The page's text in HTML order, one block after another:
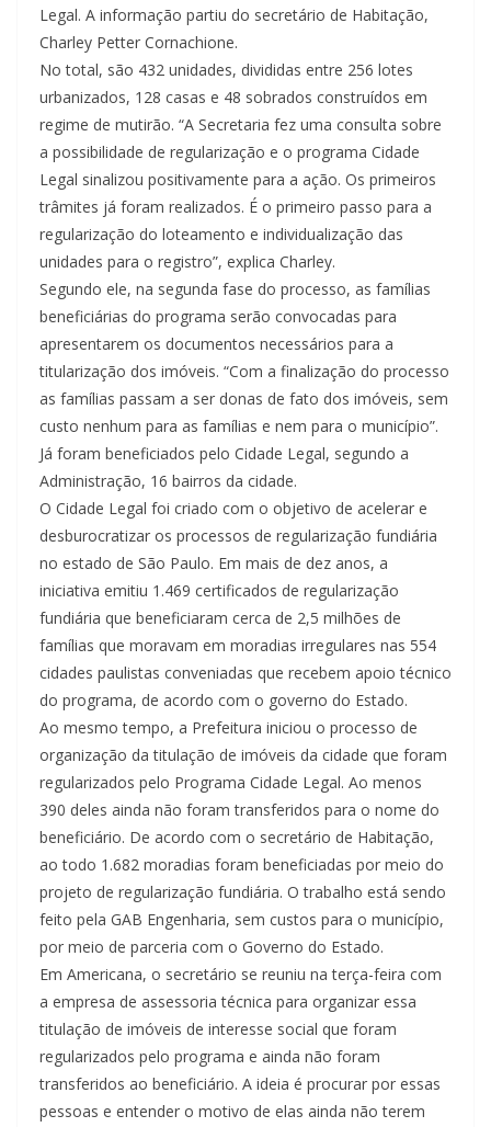
Legal. A informação partiu do secretário de Habitação,
Charley Petter Cornachione.
No total, são 432 unidades, divididas entre 256 lotes
urbanizados, 128 casas e 48 sobrados construídos em
regime de mutirão. “A Secretaria fez uma consulta sobre
a possibilidade de regularização e o programa Cidade
Legal sinalizou positivamente para a ação. Os primeiros
trâmites já foram realizados. É o primeiro passo para a
regularização do loteamento e individualização das
unidades para o registro”, explica Charley.
Segundo ele, na segunda fase do processo, as famílias
beneficiárias do programa serão convocadas para
apresentarem os documentos necessários para a
titularização dos imóveis. “Com a finalização do processo
as famílias passam a ser donas de fato dos imóveis, sem
custo nenhum para as famílias e nem para o município”.
Já foram beneficiados pelo Cidade Legal, segundo a
Administração, 16 bairros da cidade.
O Cidade Legal foi criado com o objetivo de acelerar e
desburocratizar os processos de regularização fundiária
no estado de São Paulo. Em mais de dez anos, a
iniciativa emitiu 1.469 certificados de regularização
fundiária que beneficiaram cerca de 2,5 milhões de
famílias que moravam em moradias irregulares nas 554
cidades paulistas conveniadas que recebem apoio técnico
do programa, de acordo com o governo do Estado.
Ao mesmo tempo, a Prefeitura iniciou o processo de
organização da titulação de imóveis da cidade que foram
regularizados pelo Programa Cidade Legal. Ao menos
390 deles ainda não foram transferidos para o nome do
beneficiário. De acordo com o secretário de Habitação,
ao todo 1.682 moradias foram beneficiadas por meio do
projeto de regularização fundiária. O trabalho está sendo
feito pela GAB Engenharia, sem custos para o município,
por meio de parceria com o Governo do Estado.
Em Americana, o secretário se reuniu na terça-feira com
a empresa de assessoria técnica para organizar essa
titulação de imóveis de interesse social que foram
regularizados pelo programa e ainda não foram
transferidos ao beneficiário. A ideia é procurar por essas
pessoas e entender o motivo de elas ainda não terem